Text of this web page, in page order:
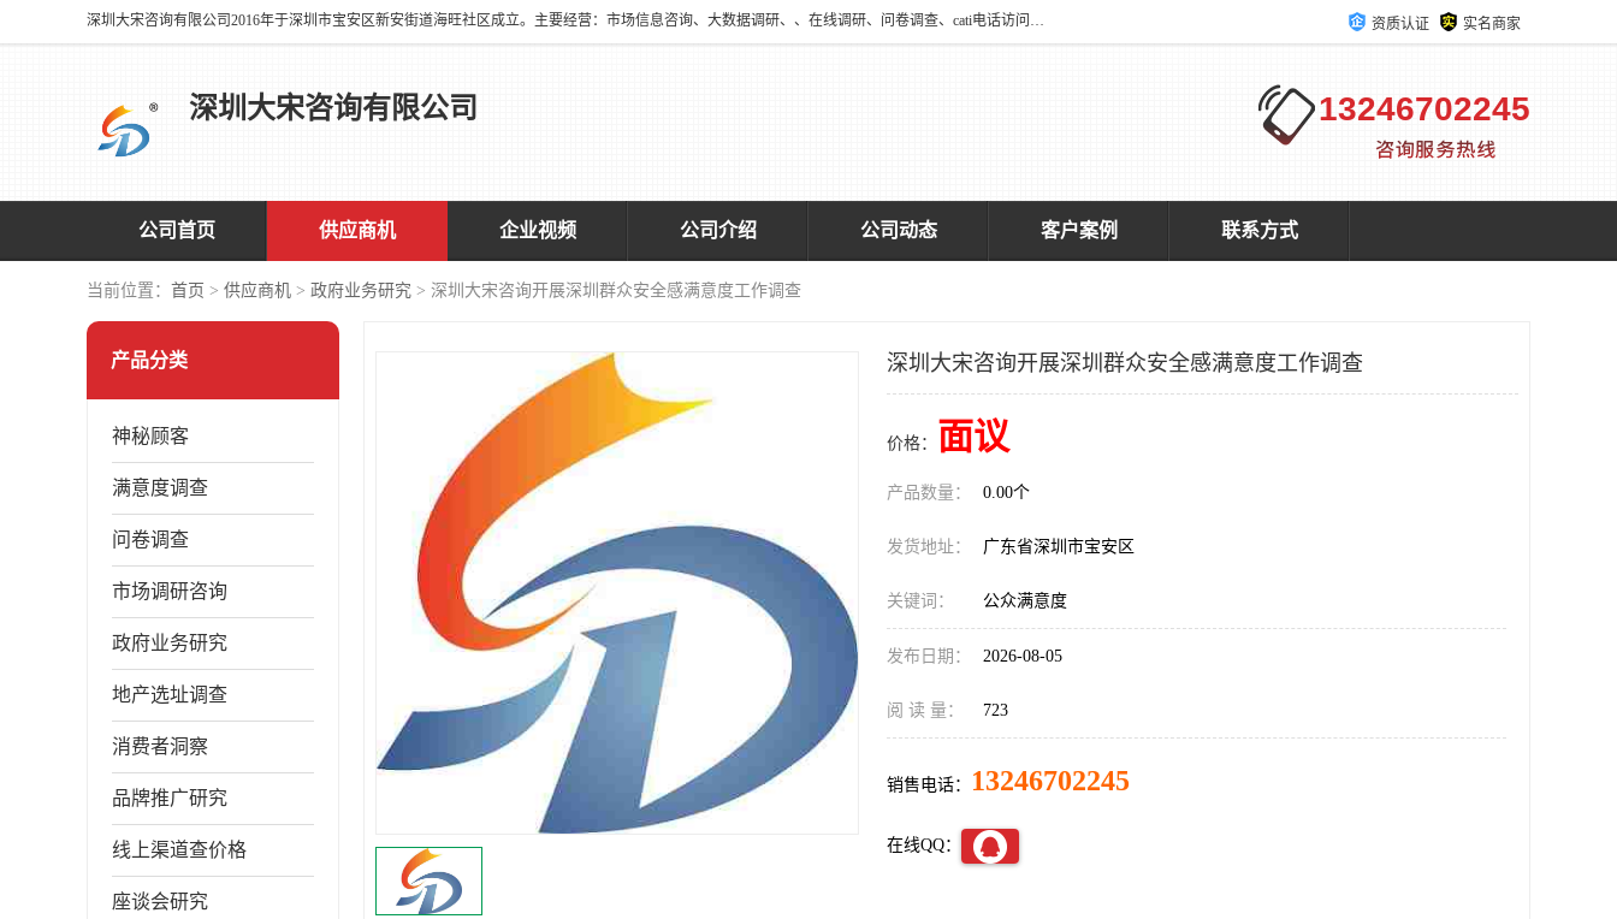
深圳大宋咨询有限公司2016年于深圳市宝安区新安街道海旺社区成立。主要经营：市场信息咨询、大数据调研、、在线调研、问卷调查、cati电话访问、神秘顾客调查、广告效果评估、消费者调查、大数据采集分析等，从事广告业务、国内贸易、数据采集、数据处理；公共文明测评。 资质认证 实名商家
深圳大宋咨询有限公司 13246702245
公司首页 供应商机 企业视频 公司介绍 公司动态 客户案例 联系方式
当前位置： 首页 > 供应商机 > 政府业务研究 > 深圳大宋咨询开展深圳群众安全感满意度工作调查
产品分类
神秘顾客
满意度调查
问卷调查
市场调研咨询
政府业务研究
地产选址调查
消费者洞察
品牌推广研究
线上渠道查价格
座谈会研究
深圳大宋咨询开展深圳群众安全感满意度工作调查
价格： 面议
产品数量： 0.00个
发货地址： 广东省深圳市宝安区
关键词： 公众满意度
发布日期： 2026-08-05
阅 读 量： 723
销售电话： 13246702245
在线QQ：